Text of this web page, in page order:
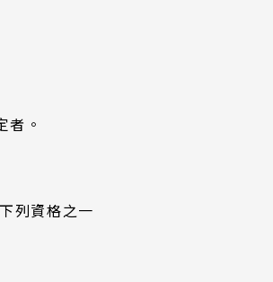
者。
列資格之一